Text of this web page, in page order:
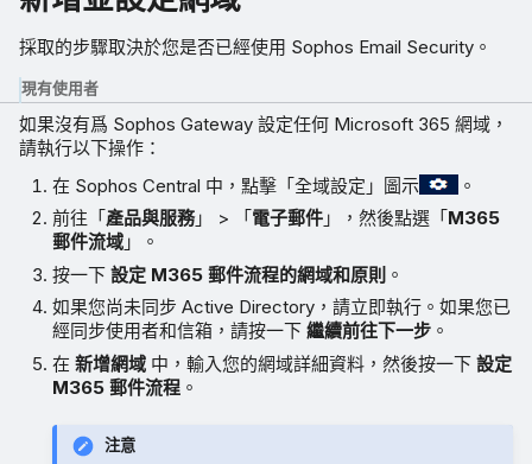
採取的步驟取決於您是否已經使用 Sophos Email Security。
現有使用者
如果沒有爲 Sophos Gateway 設定任何 Microsoft 365 網域，
請執行以下操作：
在 Sophos Central 中，點擊「全域設定」圖示
。
前往「 產品與服務」 > 「 電子郵件 」，然後點選「 M365
郵件流域 」。
按一下設定 M365 郵件流程的網域和原則 。
如果您尚未同步 Active Directory，請立即執行。如果您已
經同步使用者和信箱，請按一下繼續前往下一步 。
在新增網域 中，輸入您的網域詳細資料，然後按一下設定
M365 郵件流程 。
注意